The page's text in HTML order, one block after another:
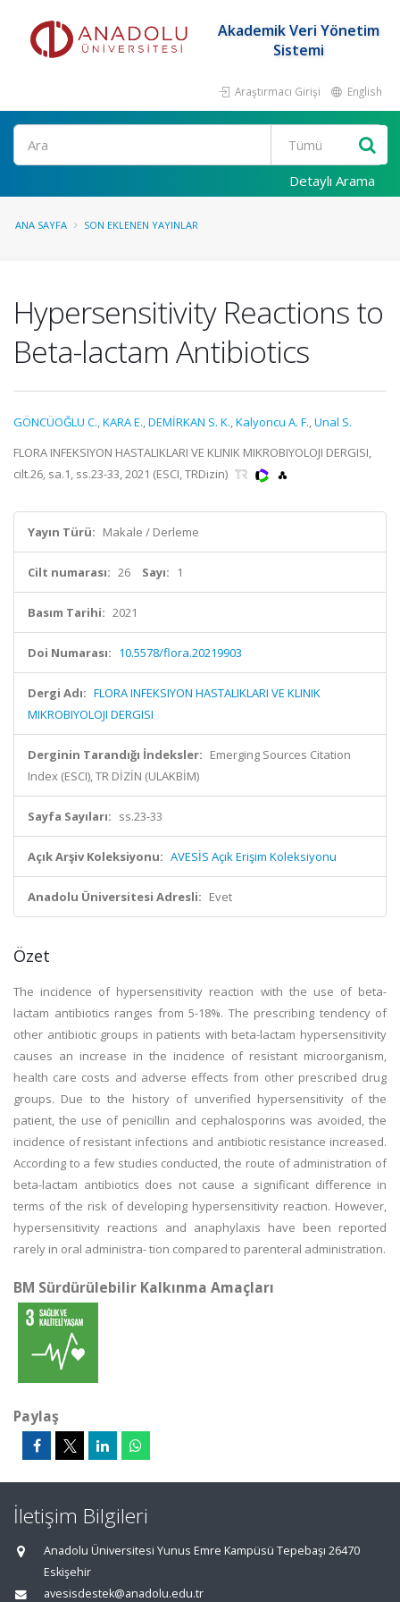
Akademik Veri Yönetim
Sistemi
Araştırmacı Girişi English
Ara
Detaylı Arama
ANA SAYFA SON EKLENEN YAYINLAR
Hypersensitivity Reactions to
Beta-lactam Antibiotics
GÖNCÜOĞLU C.,KARA E.,DEMİRKAN S. K.,Kalyoncu A. F.,Unal S.
FLORA INFEKSIYON HASTALIKLARI VE KLINIK MIKROBIYOLOJI DERGISI,
cilt.26, sa.1, ss.23-33, 2021 (ESCI, TRDizin)
Yayın Türü: Makale / Derleme
Cilt numarası: 26 Sayı: 1
Basım Tarihi: 2021
Doi Numarası: 10.5578/flora.20219903
Dergi Adı: FLORA INFEKSIYON HASTALIKLARI VE KLINIK
MIKROBIYOLOJI DERGISI
Derginin Tarandığı İndeksler: Emerging Sources Citation
Index (ESCI), TR DİZİN (ULAKBİM)
Sayfa Sayıları: ss.23-33
Açık Arşiv Koleksiyonu: AVESİS Açık Erişim Koleksiyonu
Anadolu Üniversitesi Adresli: Evet
Özet
The incidence of hypersensitivity reaction with the use of beta-
lactam antibiotics ranges from 5-18%. The prescribing tendency of
other antibiotic groups in patients with beta-lactam hypersensitivity
causes an increase in the incidence of resistant microorganism,
health care costs and adverse effects from other prescribed drug
groups. Due to the history of unverified hypersensitivity of the
patient, the use of penicillin and cephalosporins was avoided, the
incidence of resistant infections and antibiotic resistance increased.
According to a few studies conducted, the route of administration of
beta-lactam antibiotics does not cause a significant difference in
terms of the risk of developing hypersensitivity reaction. However,
hypersensitivity reactions and anaphylaxis have been reported
rarely in oral administra- tion compared to parenteral administration.
BM Sürdürülebilir Kalkınma Amaçları
Paylaş
İletişim Bilgileri
Anadolu Üniversitesi Yunus Emre Kampüsü Tepebaşı 26470
Eskişehir
avesisdestek@anadolu.edu.tr